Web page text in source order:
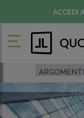
ACCEDI
ARGOMENTI